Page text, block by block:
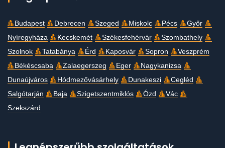
Budapest Debrecen Szeged Miskolc Pécs
Győr
Nyíregyháza
Kecskemét Székesfehérvár
Szombathely
Szolnok
Tatabánya Érd Kaposvár Sopron
Veszprém
Békéscsaba
Zalaegerszeg Eger
Nagykanizsa
Dunaújváros
Hódmezővásárhely Dunakeszi
Cegléd
Salgótarján
Baja Szigetszentmiklós Ózd
Vác
Szekszárd